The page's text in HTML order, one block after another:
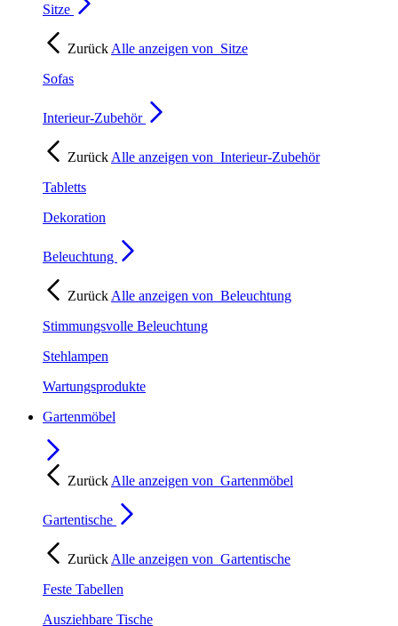
Sitze
Zurück Alle anzeigen von Sitze
Sofas
Interieur-Zubehör
Zurück Alle anzeigen von Interieur-Zubehör
Tabletts
Dekoration
Beleuchtung
Zurück Alle anzeigen von Beleuchtung
Stimmungsvolle Beleuchtung
Stehlampen
Wartungsprodukte
Gartenmöbel
Zurück Alle anzeigen von Gartenmöbel
Gartentische
Zurück Alle anzeigen von Gartentische
Feste Tabellen
Ausziehbare Tische